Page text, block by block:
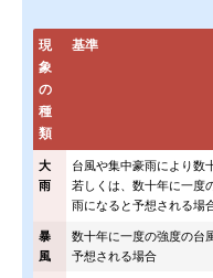
現
象
の
種
類
基準
大
雨
台風や集中豪雨により数
若しくは、数十年に一度
雨になると予想される場
暴
風
数十年に一度の強度の台
予想される場合